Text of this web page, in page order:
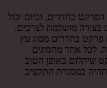
בחדרים, וכיום יכול
בצורה מושלמת לצרכים.
פרקט בחדרים מסוג עץ
לכל אחד מהסוגים
שיהלום באופן הטוב
במסגרת התקציב